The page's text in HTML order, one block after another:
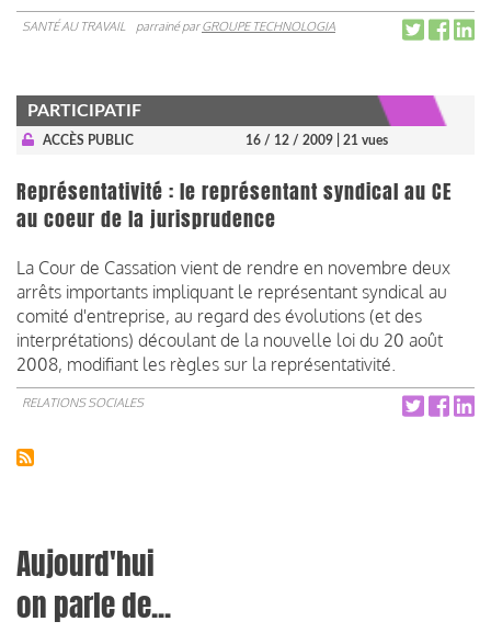
SANTÉ AU TRAVAIL parrainé parGROUPE TECHNOLOGIA
PARTICIPATIF
ACCÈS PUBLIC 16 / 12 / 2009 | 21 vues
Représentativité : le représentant syndical au CE
au coeur de la jurisprudence
La Cour de Cassation vient de rendre en novembre deux
arrêts importants impliquant le représentant syndical au
comité d'entreprise, au regard des évolutions (et des
interprétations) découlant de la nouvelle loi du 20 août
2008, modifiant les règles sur la représentativité.
RELATIONS SOCIALES
Aujourd'hui
on parle de...